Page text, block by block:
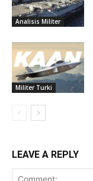
Analisis Militer
Militer Turki
LEAVE A REPLY